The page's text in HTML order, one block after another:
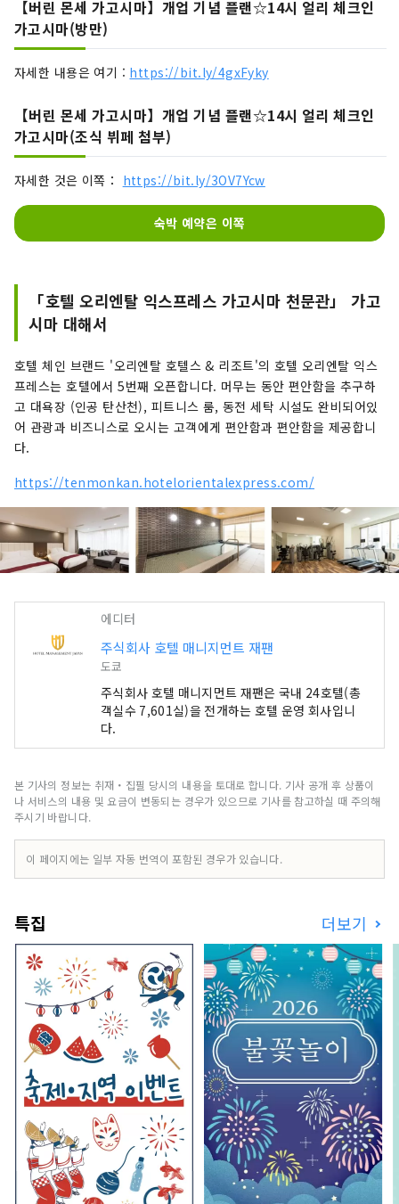
【버린 몬세 가고시마】개업 기념 플랜☆14시 얼리 체크인
가고시마(방만)
자세한 내용은 여기 : https://bit.ly/4gxFyky
【버린 몬세 가고시마】개업 기념 플랜☆14시 얼리 체크인
가고시마(조식 뷔페 첨부)
자세한 것은 이쪽： https://bit.ly/3OV7Ycw
숙박 예약은 이쪽
「호텔 오리엔탈 익스프레스 가고시마 천문관」 가고
시마 대해서
호텔 체인 브랜드 '오리엔탈 호텔스 & 리조트'의 호텔 오리엔탈 익스
프레스는 호텔에서 5번째 오픈합니다. 머무는 동안 편안함을 추구하
고 대욕장 (인공 탄산천), 피트니스 룸, 동전 세탁 시설도 완비되어있
어 관광과 비즈니스로 오시는 고객에게 편안함과 편안함을 제공합니
다.
https://tenmonkan.hotelorientalexpress.com/
에디터
주식회사 호텔 매니지먼트 재팬
도쿄
주식회사 호텔 매니지먼트 재팬은 국내 24호텔(총
객실수 7,601실)을 전개하는 호텔 운영 회사입니
다.
본 기사의 정보는 취재・집필 당시의 내용을 토대로 합니다. 기사 공개 후 상품이
나 서비스의 내용 및 요금이 변동되는 경우가 있으므로 기사를 참고하실 때 주의해
주시기 바랍니다.
이 페이지에는 일부 자동 번역이 포함된 경우가 있습니다.
특집 더보기